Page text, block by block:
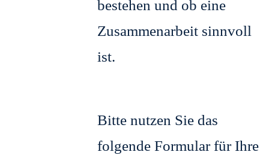
bestehen und ob eine
Zusammenarbeit sinnvoll
ist.
Bitte nutzen Sie das
folgende Formular für Ihre